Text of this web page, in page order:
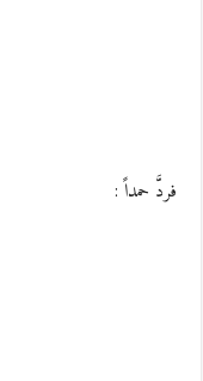
فردَّ حمداً :